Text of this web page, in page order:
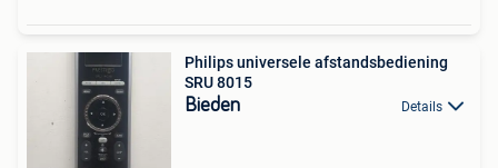
Philips universele afstandsbediening
SRU 8015
Bieden Details